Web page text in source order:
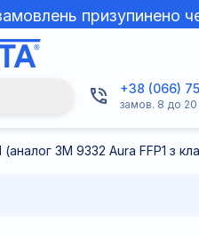
призупинено
+38 (066)
замов. 8 до 20